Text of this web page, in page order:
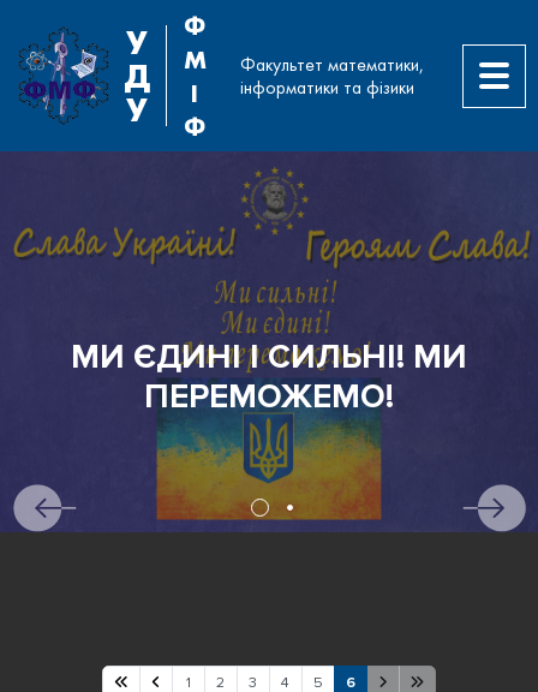
У
Д
У
Ф
М
І
Ф
Факультет математики,
інформатики та фізики
МИ ЄДИНІ І СИЛЬНІ! МИ
ПЕРЕМОЖЕМО!
1 2 3 4 5 6